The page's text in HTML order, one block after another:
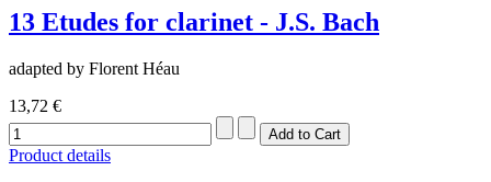
13 Etudes for clarinet - J.S. Bach
adapted by Florent Héau
13,72 €
Product details